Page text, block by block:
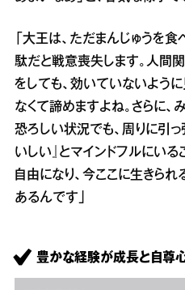
「大王は、ただまんじゅうを
駄だと戦意喪失します。人間
をしても、効いていないよう
なくて諦めますよね。さらに
恐ろしい状況でも、周りに引っ
いしい』とマインドフルにいる
自由になり、今ここに生きら
あるんです」
豊かな経験が成長と自尊